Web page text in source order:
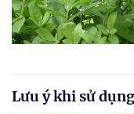
Lưu ý khi sử